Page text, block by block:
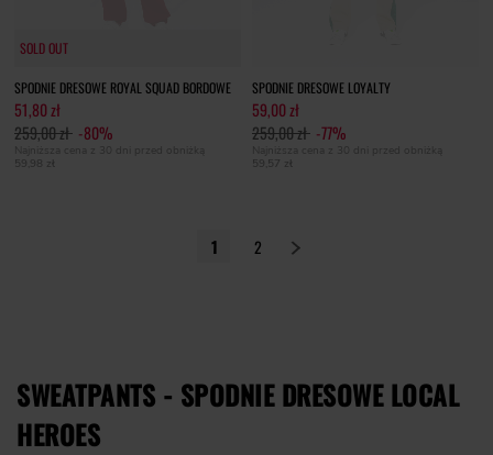
SOLD OUT
SOLD OUT
SPODNIE DRESOWE ROYAL SQUAD BORDOWE
51,80 zł
259,00 zł -80%
Najniższa cena z 30 dni przed obniżką
59,98 zł
SPODNIE DRESOWE LOYALTY
59,00 zł
259,00 zł -77%
Najniższa cena z 30 dni przed obniżką
59,57 zł
1 2
SWEATPANTS - SPODNIE DRESOWE LOCAL
HEROES